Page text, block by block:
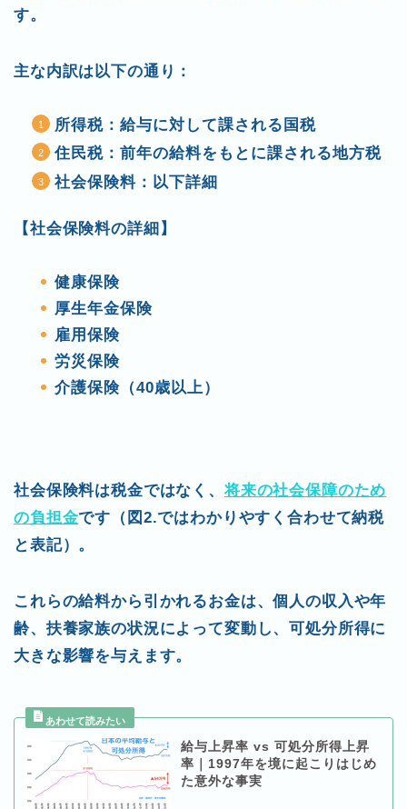
す。
主な内訳は以下の通り：
所得税：給与に対して課される国税
住民税：前年の給料をもとに課される地方税
社会保険料：以下詳細
【社会保険料の詳細】
健康保険
厚生年金保険
雇用保険
労災保険
介護保険（40歳以上）
社会保険料は税金ではなく、将来の社会保障のため
の負担金です（図2.ではわかりやすく合わせて納税
と表記）。
これらの給料から引かれるお金は、個人の収入や年
齢、扶養家族の状況によって変動し、可処分所得に
大きな影響を与えます。
給与上昇率 vs 可処分所得上昇
率｜1997年を境に起こりはじめ
た意外な事実